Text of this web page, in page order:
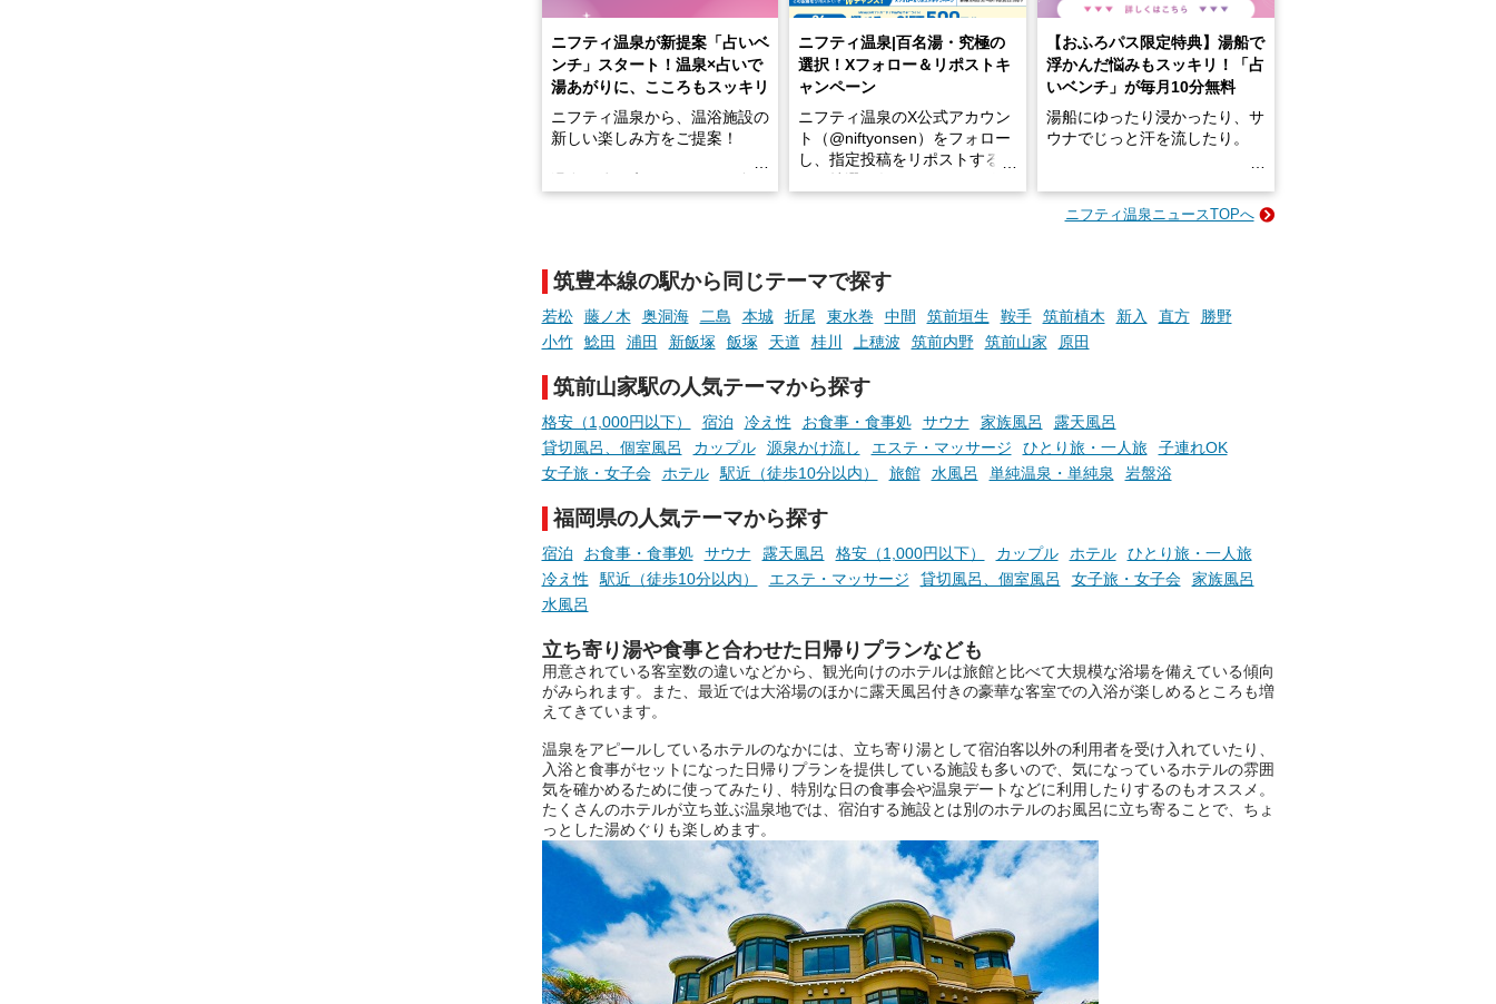
ニフティ温泉が新提案「占いベ
ンチ」スタート！温泉×占いで
湯あがりに、こころもスッキリ
ニフティ温泉から、温浴施設の
新しい楽しみ方をご提案！
手相やタロットなど気軽に楽し
める占いで、“ととのう”おふろ
時間を、もっと特別に。
ニフティ温泉|百名湯・究極の
選択！Xフォロー＆リポストキ
ャンペーン
ニフティ温泉のX公式アカウン
ト（@niftyonsen）をフォロー
し、指定投稿をリポストする
【おふろパス限定特典】湯船で
浮かんだ悩みもスッキリ！「占
いベンチ」が毎月10分無料
湯船にゆったり浸かったり、サ
ウナでじっと汗を流したり。
そんな「一人でぼんやり過ごす
でくることはありませんか？
らこそ向き合える、大切な自分
の本音。
そんな心のつぶやきを、湯あが
とができるサービスです。
おふろパス会員様なら、この特
別なひとときを「毎月10分無
料」でご利用いただけます。
お湯で体がほぐれたら、次は占
い師さんとお話しして、心もほ
ぐしてみませんか？
ニフティ温泉ニュースTOPへ
筑豊本線の駅から同じテーマで探す
若松 藤ノ木 奥洞海 二島 本城 折尾 東水巻 中間 筑前垣生 鞍手 筑前植木 新入 直方
勝野
小竹
鯰田 浦田 新飯塚 飯塚 天道 桂川 上穂波 筑前内野 筑前山家 原田
筑前山家駅の人気テーマから探す
格安（1,000円以下） 宿泊 冷え性 お食事・食事処 サウナ 家族風呂
露天風呂
貸切風呂、個室風呂
カップル 源泉かけ流し エステ・マッサージ ひとり旅・一人旅
子連れOK
女子旅・女子会
ホテル 駅近（徒歩10分以内） 旅館 水風呂 単純温泉・単純泉 岩盤浴
福岡県の人気テーマから探す
宿泊 お食事・食事処 サウナ 露天風呂 格安（1,000円以下） カップル ホテル
ひとり旅・一人旅
冷え性
駅近（徒歩10分以内） エステ・マッサージ 貸切風呂、個室風呂 女子旅・女子会
家族風呂
水風呂
立ち寄り湯や食事と合わせた日帰りプランなども
用意されている客室数の違いなどから、観光向けのホテルは旅館と比べて大規模な浴場を備えている傾向
がみられます。また、最近では大浴場のほかに露天風呂付きの豪華な客室での入浴が楽しめるところも増
えてきています。
温泉をアピールしているホテルのなかには、立ち寄り湯として宿泊客以外の利用者を受け入れていたり、
入浴と食事がセットになった日帰りプランを提供している施設も多いので、気になっているホテルの雰囲
気を確かめるために使ってみたり、特別な日の食事会や温泉デートなどに利用したりするのもオススメ。
たくさんのホテルが立ち並ぶ温泉地では、宿泊する施設とは別のホテルのお風呂に立ち寄ることで、ちょ
っとした湯めぐりも楽しめます。